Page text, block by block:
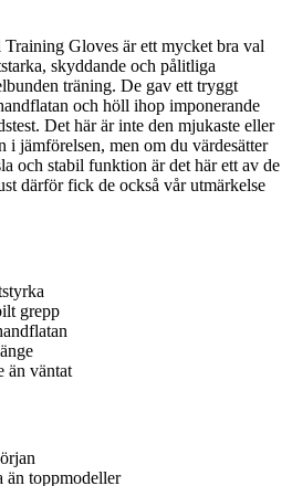
Gloves är ett mycket bra val
skyddande och pålitliga
träning. De gav ett tryggt
och höll ihop imponerande
Det här är inte den mjukaste eller
i jämförelsen, men om du värdesätter
och stabil funktion är det här ett av de
därför fick de också vår utmärkelse
grepp
än väntat
än toppmodeller